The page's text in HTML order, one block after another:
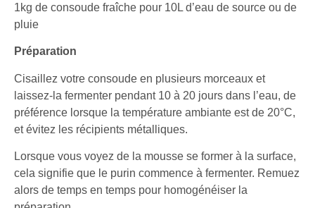
1kg de consoude fraîche pour 10L d’eau de source ou de
pluie
Préparation
Cisaillez votre consoude en plusieurs morceaux et
laissez-la fermenter pendant 10 à 20 jours dans l’eau, de
préférence lorsque la température ambiante est de 20°C,
et évitez les récipients métalliques.
Lorsque vous voyez de la mousse se former à la surface,
cela signifie que le purin commence à fermenter. Remuez
alors de temps en temps pour homogénéiser la